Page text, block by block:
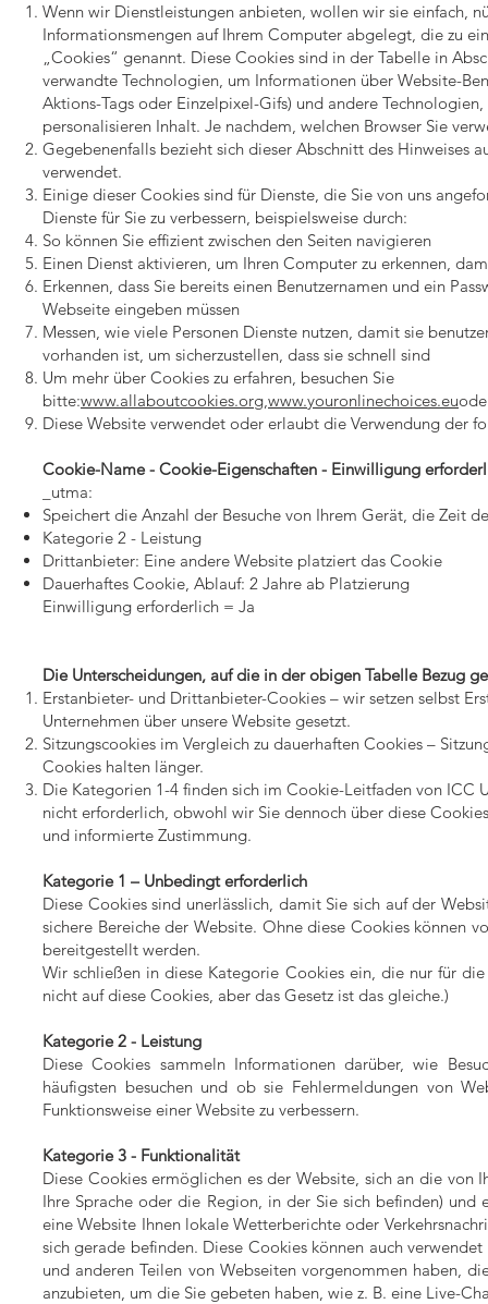
Wenn wir Dienstleistungen anbieten, wollen wir sie einfach,
Informationsmengen auf Ihrem Computer abgelegt, die zu
„Cookies“ genannt. Diese Cookies sind in der Tabelle in
verwandte Technologien, um Informationen über Website-
Aktions-Tags oder Einzelpixel-Gifs) und andere
personalisieren Inhalt. Je nachdem, welchen Browser Sie
Gegebenenfalls bezieht sich dieser Abschnitt des Hinweises
verwendet.
Einige dieser Cookies sind für Dienste, die Sie von uns
Dienste für Sie zu verbessern, beispielsweise durch:
So können Sie effizient zwischen den Seiten navigieren
Einen Dienst aktivieren, um Ihren Computer zu erkennen,
Erkennen, dass Sie bereits einen Benutzernamen und ein
Webseite eingeben müssen
Messen, wie viele Personen Dienste nutzen, damit sie
vorhanden ist, um sicherzustellen, dass sie schnell sind
Um mehr über Cookies zu erfahren, besuchen Sie
bitte:www.allaboutcookies.org,www.youronlinechoices.eu
Diese Website verwendet oder erlaubt die Verwendung der
Cookie-Name - Cookie-Eigenschaften - Einwilligung
_utma:
Speichert die Anzahl der Besuche von Ihrem Gerät, die Zeit
Kategorie 2 - Leistung
Drittanbieter: Eine andere Website platziert das Cookie
Dauerhaftes Cookie, Ablauf: 2 Jahre ab Platzierung
Einwilligung erforderlich = Ja
Die Unterscheidungen, auf die in der obigen Tabelle Bezug
Erstanbieter- und Drittanbieter-Cookies – wir setzen selbst
Unternehmen über unsere Website gesetzt.
Sitzungscookies im Vergleich zu dauerhaften Cookies –
Cookies halten länger.
Die Kategorien 1-4 finden sich im Cookie-Leitfaden von ICC
nicht erforderlich, obwohl wir Sie dennoch über diese
und informierte Zustimmung.
Kategorie 1 – Unbedingt erforderlich
Diese Cookies sind unerlässlich, damit Sie sich auf der
sichere Bereiche der Website. Ohne diese Cookies können
bereitgestellt werden.
Wir schließen in diese Kategorie Cookies ein, die nur für
nicht auf diese Cookies, aber das Gesetz ist das gleiche.)
Kategorie 2 - Leistung
Diese Cookies sammeln Informationen darüber, wie
häufigsten besuchen und ob sie Fehlermeldungen von
Funktionsweise einer Website zu verbessern.
Kategorie 3 - Funktionalität
Diese Cookies ermöglichen es der Website, sich an die von
Ihre Sprache oder die Region, in der Sie sich befinden) und
eine Website Ihnen lokale Wetterberichte oder
sich gerade befinden. Diese Cookies können auch
und anderen Teilen von Webseiten vorgenommen haben,
anzubieten, um die Sie gebeten haben, wie z. B. eine Live-